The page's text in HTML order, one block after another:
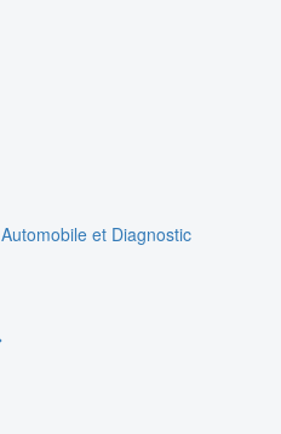
Automobile et Diagnostic